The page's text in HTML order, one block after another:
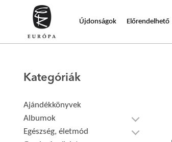
Újdonságok Előrendelhető
Kategóriák
Ajándékkönyvek
Albumok
Egészség, életmód